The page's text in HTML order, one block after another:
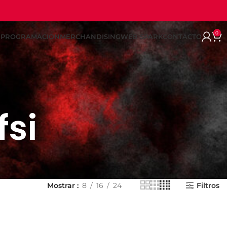
MERCHANDISINGWEB SPARK CONTACTO 0
Mostrar 8 16 24 Filtros